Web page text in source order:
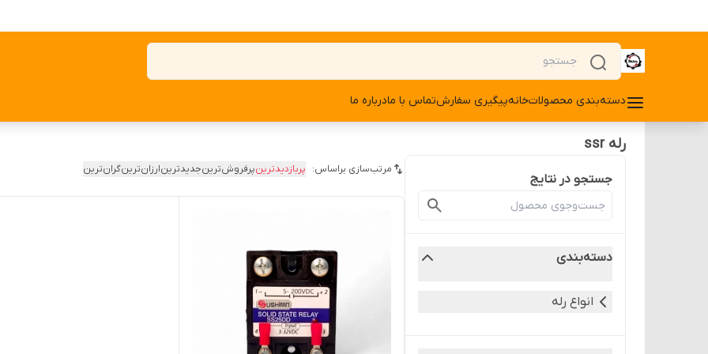
دسته‌بندی محصولاتخانهپیگیری سفارشتماس با مادرباره ما
رله ssr
جستجو در نتایج
دسته‌بندی
انواع رله
مرتب‌سازی براساس: پربازدیدترینپرفروش‌ترینجدیدترینارزان‌ترینگران‌ترین